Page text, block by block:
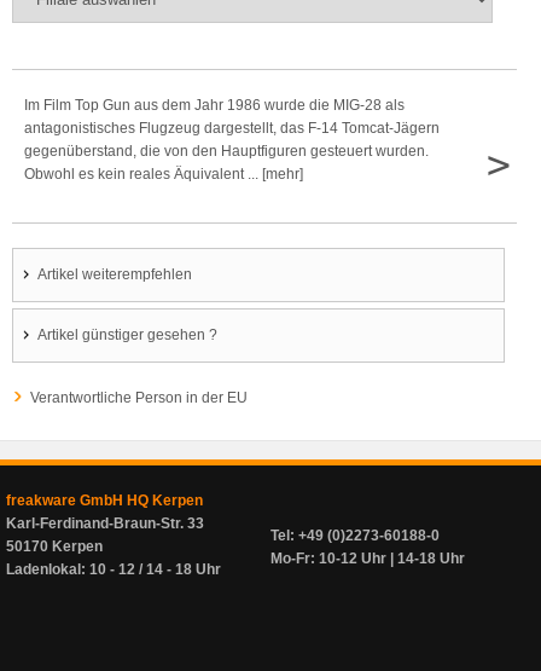
Im Film Top Gun aus dem Jahr 1986 wurde die MIG-28 als
antagonistisches Flugzeug dargestellt, das F-14 Tomcat-Jägern
gegenüberstand, die von den Hauptfiguren gesteuert wurden.
Obwohl es kein reales Äquivalent ... [mehr]
>
Artikel weiterempfehlen
Artikel günstiger gesehen ?
Verantwortliche Person in der EU
freakware GmbH HQ Kerpen
Karl-Ferdinand-Braun-Str. 33
50170 Kerpen
Ladenlokal: 10 - 12 / 14 - 18 Uhr
Tel: +49 (0)2273-60188-0
Mo-Fr: 10-12 Uhr | 14-18 Uhr